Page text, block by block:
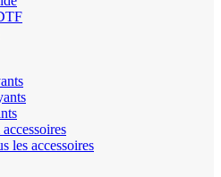
les accessoires